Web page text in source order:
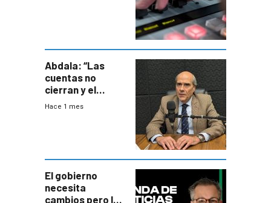
Abdala: “Las
cuentas no
cierran y el
balance del
Hace 1 mes
El gobierno
necesita
cambios pero los